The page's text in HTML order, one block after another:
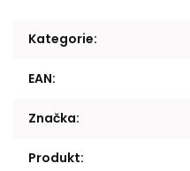
Kategorie:
EAN:
Značka:
Produkt: